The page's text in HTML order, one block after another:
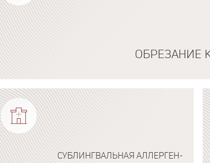
ОБРЕЗАНИЕ
Подробнее о программе
СУБЛИНГВАЛЬНАЯ АЛЛЕРГЕН-